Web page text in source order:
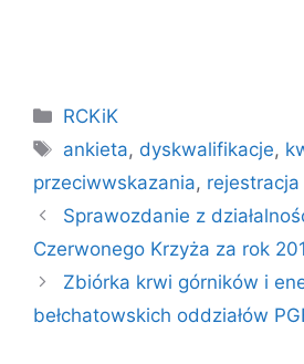
Kategorie
RCKiK
Tagi
ankieta, dyskwalifikacje,
przeciwwskazania, rejestracja
Sprawozdanie z
Czerwonego Krzyża za rok
Zbiórka krwi górników i
bełchatowskich oddziałów